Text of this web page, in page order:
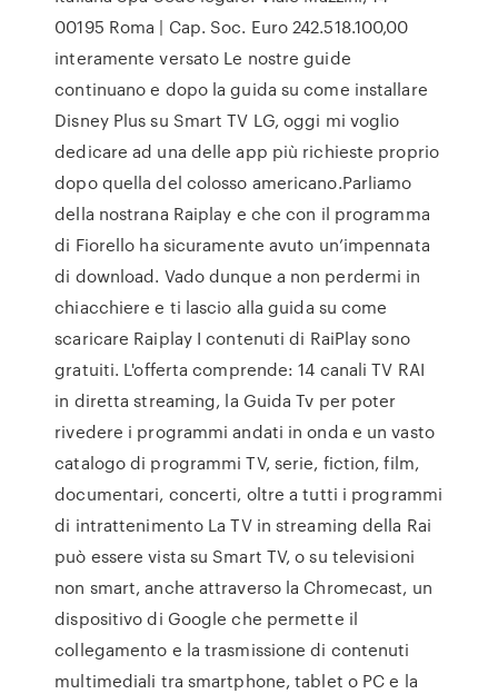
00195 Roma | Cap. Soc. Euro 242.518.100,00
interamente versato Le nostre guide
continuano e dopo la guida su come installare
Disney Plus su Smart TV LG, oggi mi voglio
dedicare ad una delle app più richieste proprio
dopo quella del colosso americano.Parliamo
della nostrana Raiplay e che con il programma
di Fiorello ha sicuramente avuto un’impennata
di download. Vado dunque a non perdermi in
chiacchiere e ti lascio alla guida su come
scaricare Raiplay I contenuti di RaiPlay sono
gratuiti. L'offerta comprende: 14 canali TV RAI
in diretta streaming, la Guida Tv per poter
rivedere i programmi andati in onda e un vasto
catalogo di programmi TV, serie, fiction, film,
documentari, concerti, oltre a tutti i programmi
di intrattenimento La TV in streaming della Rai
può essere vista su Smart TV, o su televisioni
non smart, anche attraverso la Chromecast, un
dispositivo di Google che permette il
collegamento e la trasmissione di contenuti
multimediali tra smartphone, tablet o PC e la